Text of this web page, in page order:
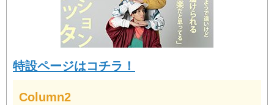
特設ページはコチラ！
Column2